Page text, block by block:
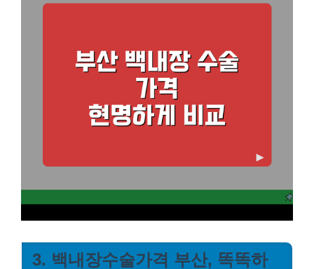
3. 백내장수술가격 부산, 똑똑하